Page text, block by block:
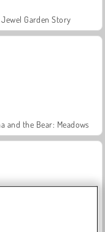
Jewel Garden Story
and the Bear: Meadows